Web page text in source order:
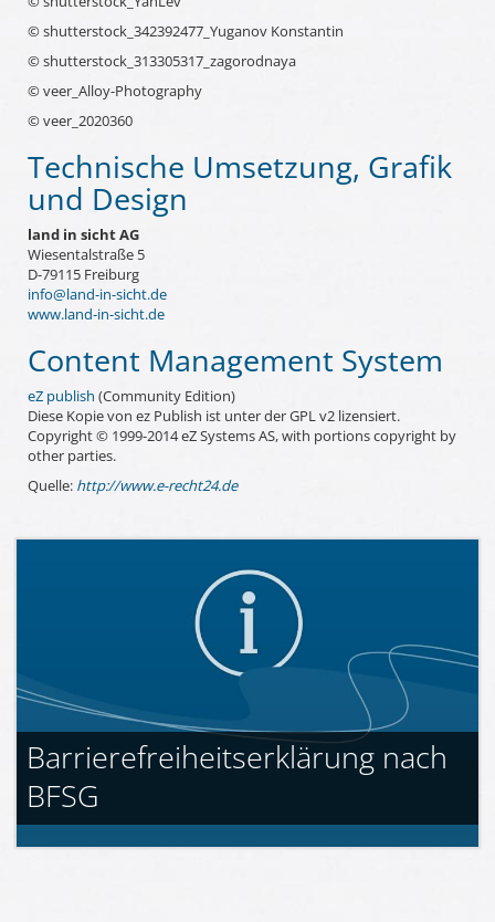
© shutterstock_342392477_Yuganov Konstantin
© shutterstock_313305317_zagorodnaya
© veer_Alloy-Photography
© veer_2020360
Technische Umsetzung, Grafik
und Design
land in sicht AG
Wiesentalstraße 5
D-79115 Freiburg
info@land-in-sicht.de
www.land-in-sicht.de
Content Management System
eZ publish (Community Edition)
Diese Kopie von ez Publish ist unter der GPL v2 lizensiert.
Copyright © 1999-2014 eZ Systems AS, with portions copyright by
other parties.
Quelle: http://www.e-recht24.de
Barrierefreiheitserklärung nach
BFSG